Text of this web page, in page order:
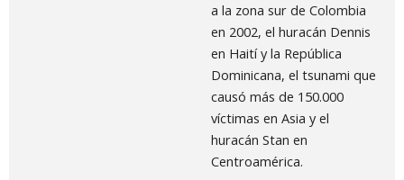
a la zona sur de Colombia
en 2002, el huracán Dennis
en Haití y la República
Dominicana, el tsunami que
causó más de 150.000
víctimas en Asia y el
huracán Stan en
Centroamérica.